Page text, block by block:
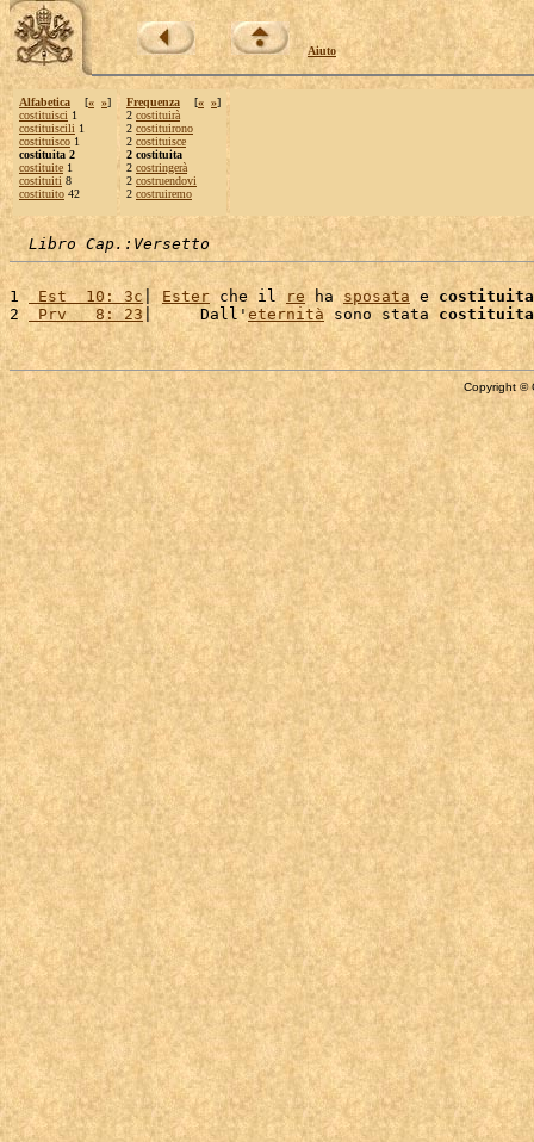
Aiuto
Alfabetica [« »]
costituisci 1
costituiscili 1
costituisco 1
costituita 2
costituite 1
costituiti 8
costituito 42
Frequenza [« »]
2 costituirà
2 costituirono
2 costituisce
2 costituita
2 costringerà
2 costruendovi
2 costruiremo
Libro Cap.:Versetto
1 Est  10: 3c| Ester che il re ha sposata e costituita
2
Prv   8: 23 |     Dall'eternità sono stata costituita
Copyright ©